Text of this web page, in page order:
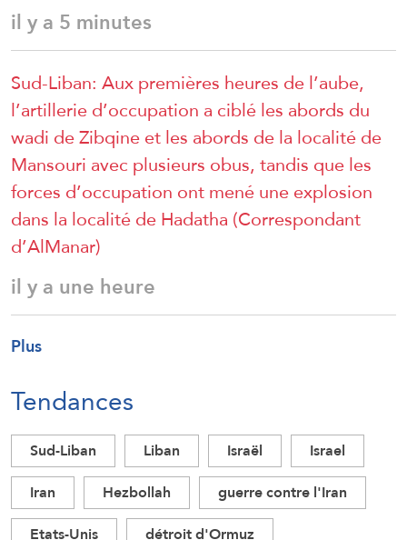
il y a 5 minutes
Sud-Liban: Aux premières heures de l’aube,
l’artillerie d’occupation a ciblé les abords du
wadi de Zibqine et les abords de la localité de
Mansouri avec plusieurs obus, tandis que les
forces d’occupation ont mené une explosion
dans la localité de Hadatha (Correspondant
d’AlManar)
il y a une heure
Plus
Tendances
Sud-Liban Liban Israël
Israel
Iran
Hezbollah
guerre contre l'Iran
Etats-Unis
détroit d'Ormuz